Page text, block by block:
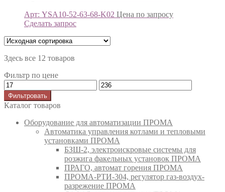
Арт: YSA10-52-63-68-K02 Цена по запросу
Сделать запрос
Здесь все 12 товаров
Фильтр по цене
Фильтровать
Каталог товаров
Оборудование для автоматизации ПРОМА
Автоматика управления котлами и тепловыми
установками ПРОМА
БЗШ-2, электроискровые системы для
розжига факельных установок ПРОМА
ПРАГО, автомат горения ПРОМА
ПРОМА-РТИ-304, регулятор газ-воздух-
разрежение ПРОМА